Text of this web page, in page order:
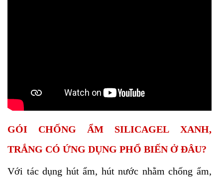
GÓI CHỐNG ẨM SILICAGEL XANH,
TRẮNG CÓ ỨNG DỤNG PHỔ BIẾN Ở ĐÂU?
Với tác dụng hút ẩm, hút nước nhằm chống ẩm,